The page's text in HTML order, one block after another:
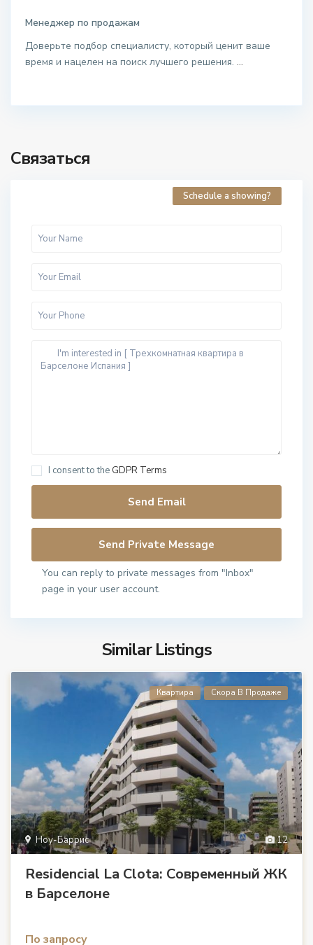
Менеджер по продажам
Доверьте подбор специалисту, который ценит ваше
время и нацелен на поиск лучшего решения....
Связаться
Schedule a showing?
I consent to the GDPR Terms
You can reply to private messages from "Inbox"
page in your user account.
Similar Listings
12
Ноу-Баррис
Квартира Скора В Продаже
Residencial La Clota: Современный ЖК
в Барселоне
По запросу